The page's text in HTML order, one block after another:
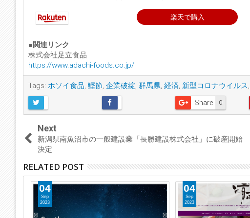
楽天で購入
■関連リンク
株式会社足立食品
https://www.adachi-foods.co.jp/
Tags: ホソイ食品, 鰹節, 企業破綻, 群馬県, 経済, 新型コロナウイルス,
0
Share
Next
新潟県南魚沼市の一般建設業「長勝建設株式会社」に破産開始
決定
RELATED POST
04
Sep
2023
04
Sep
2023